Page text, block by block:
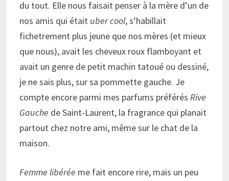
du tout. Elle nous faisait penser à la mère d’un de
nos amis qui était uber cool, s’habillait
fichetrement plus jeune que nos mères (et mieux
que nous), avait les cheveux roux flamboyant et
avait un genre de petit machin tatoué ou dessiné,
je ne sais plus, sur sa pommette gauche. Je
compte encore parmi mes parfums préférés Rive
Gauche de Saint-Laurent, la fragrance qui planait
partout chez notre ami, même sur le chat de la
maison.
Femme libérée me fait encore rire, mais un peu